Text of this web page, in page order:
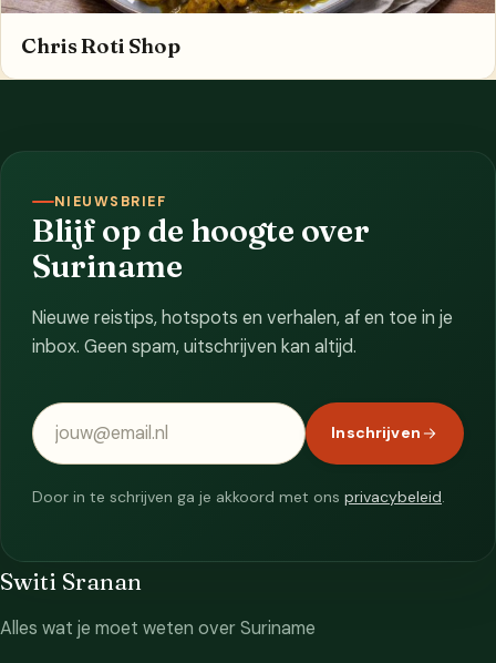
Chris Roti Shop
NIEUWSBRIEF
Blijf op de hoogte over
Suriname
Nieuwe reistips, hotspots en verhalen, af en toe in je
inbox. Geen spam, uitschrijven kan altijd.
E-mailadres
Inschrijven
Door in te schrijven ga je akkoord met ons privacybeleid.
Switi Sranan
Alles wat je moet weten over Suriname